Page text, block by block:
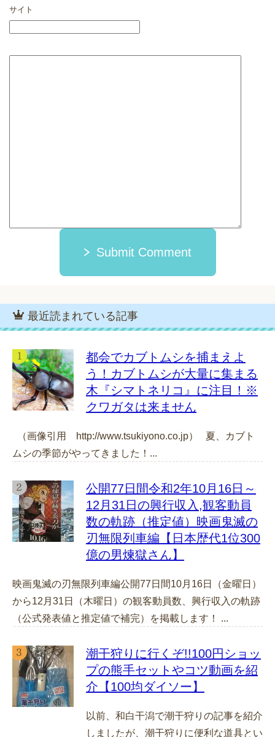
サイト
Submit Comment
最近読まれている記事
都会でカブトムシを捕まえよ
う！カブトムシが大量に集まる
木『シマトネリコ』に注目！※
クワガタは来ません
（画像引用 http://www.tsukiyono.co.jp） 夏、カブト
ムシの季節がやってきました！...
公開77日間令和2年10月16日～
12月31日の興行収入,観客動員
数の軌跡（推定値）映画鬼滅の
刃無限列車編【日本歴代1位300
億の男煉獄さん】
映画鬼滅の刃無限列車編公開77日間10月16日（金曜日）
から12月31日（木曜日）の観客動員数、興行収入の軌跡
（公式発表値と推定値で補完）を掲載します！ ...
潮干狩りに行くぞ!!100円ショッ
プの熊手セットやコツ動画を紹
介【100均ダイソー】
以前、和白干潟で潮干狩りの記事を紹介
しましたが、潮干狩りに便利な道具とい